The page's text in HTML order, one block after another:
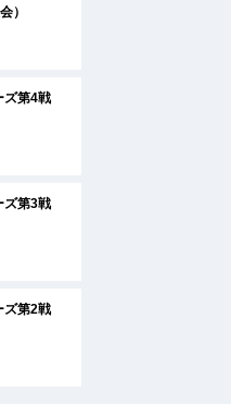
）
ズ第4戦
ズ第3戦
ズ第2戦